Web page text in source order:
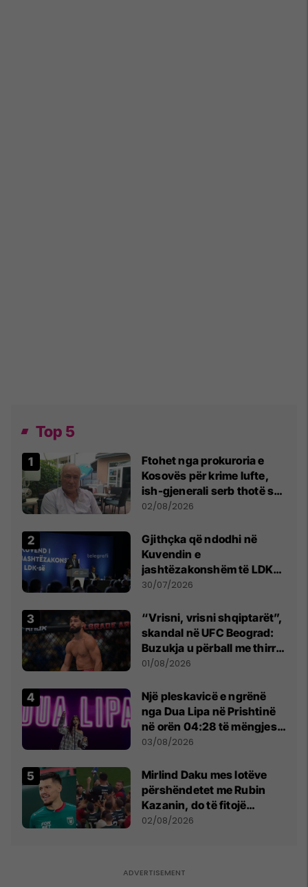
Top 5
Ftohet nga prokuroria e
Kosovës për krime lufte,
ish-gjenerali serb thotë se
dikush e tradhtoi në
02/08/2026
Gjithçka që ndodhi në
Kuvendin e
jashtëzakonshëm të LDK-
së
30/07/2026
“Vrisni, vrisni shqiptarët”,
skandal në UFC Beograd:
Buzukja u përball me thirrje
anti-shqiptare nga
01/08/2026
Një pleskavicë e ngrënë
nga Dua Lipa në Prishtinë
në orën 04:28 të mëngjesit
- dhe bota digjitale serbe
03/08/2026
Mirlind Daku mes lotëve
përshëndetet me Rubin
Kazanin, do të fitojë
miliona te Spartak Moska
02/08/2026